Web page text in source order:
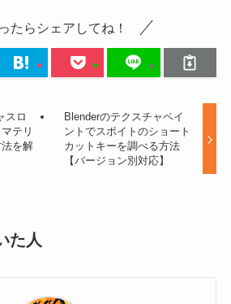
たらシェアしてね！
スロ
テリ
を解
Blenderのテクスチャペイ
ントでスポイトのショート
カットキーを調べる方法
【バージョン別対応】
た人